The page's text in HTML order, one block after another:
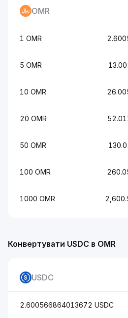
Конвертувати USDC в OMR
USDC
2.600566864013672 USDC
OMR
1 OMR
5 OMR
10 OMR
20 OMR
50 OMR
100 OMR
1000 OMR